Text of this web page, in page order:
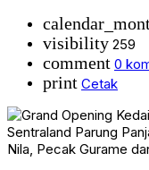
visibility 259
comment 0
print Cetak